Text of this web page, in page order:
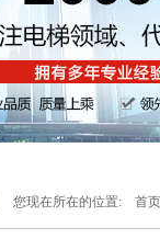
您现在所在的位置: 首页